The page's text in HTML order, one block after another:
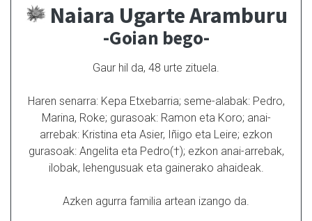
Naiara Ugarte Aramburu
-Goian bego-
Gaur hil da, 48 urte zituela.
Haren senarra: Kepa Etxebarria; seme-alabak: Pedro,
Marina, Roke; gurasoak: Ramon eta Koro; anai-
arrebak: Kristina eta Asier, Iñigo eta Leire; ezkon
gurasoak: Angelita eta Pedro(†); ezkon anai-arrebak,
ilobak, lehengusuak eta gainerako ahaideak.
Azken agurra familia artean izango da.